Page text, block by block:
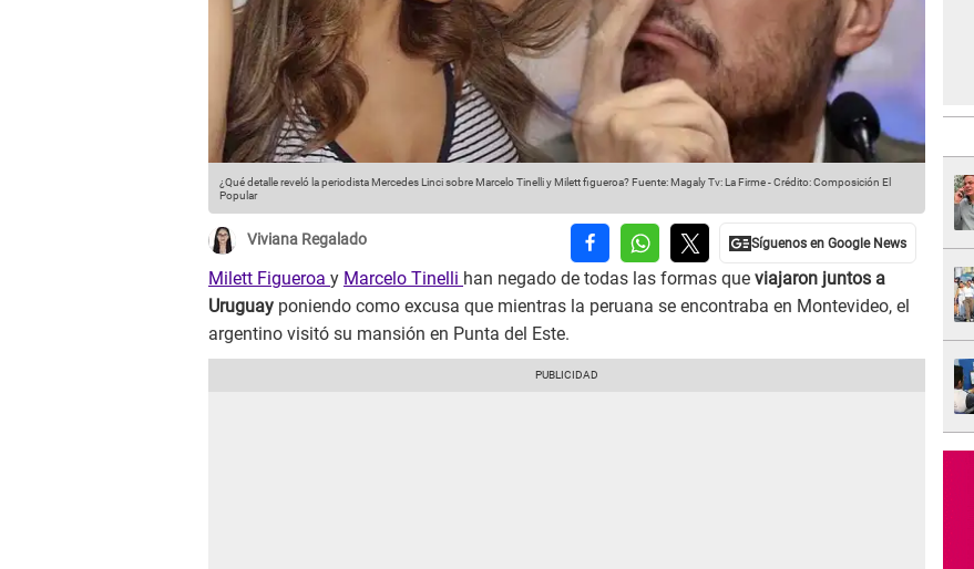
¿Qué detalle reveló la periodista Mercedes Linci sobre Marcelo Tinelli y Milett figueroa? Fuente: Magaly Tv: La Firme-Crédito: Composición El
Popular
Viviana Regalado
Milett Figueroa y Marcelo Tinelli han negado de todas las formas que viajaron juntos a
Uruguay poniendo como excusa que mientras la peruana se encontraba en Montevideo, el
argentino visitó su mansión en Punta del Este.